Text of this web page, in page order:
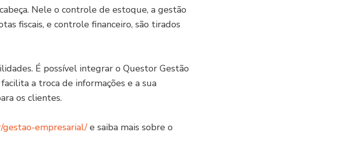
Nele o controle de estoque, a gestão
fiscais, e controle financeiro, são tirados
É possível integrar o Questor Gestão
a troca de informações e a sua
os clientes.
empresarial/e saiba mais sobre o